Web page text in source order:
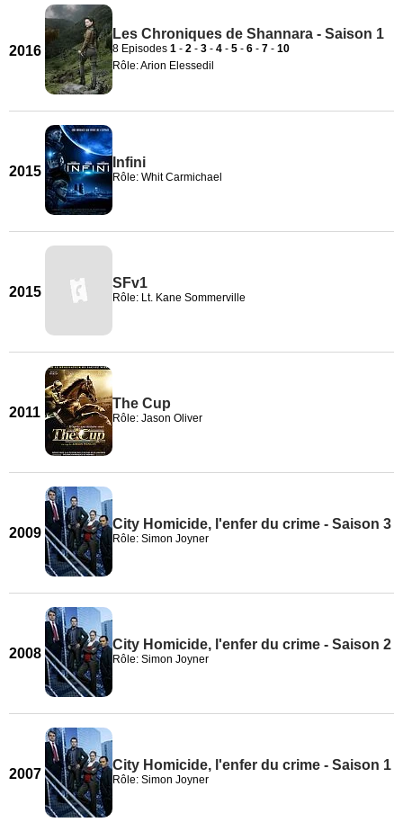
2016
Les Chroniques de Shannara - Saison 1
8 Episodes 1 - 2 - 3 - 4 - 5 - 6 - 7 - 10
Rôle: Arion Elessedil
2015
Infini
Rôle: Whit Carmichael
2015
SFv1
Rôle: Lt. Kane Sommerville
2011
The Cup
Rôle: Jason Oliver
2009
City Homicide, l'enfer du crime - Saison 3
Rôle: Simon Joyner
2008
City Homicide, l'enfer du crime - Saison 2
Rôle: Simon Joyner
2007
City Homicide, l'enfer du crime - Saison 1
Rôle: Simon Joyner